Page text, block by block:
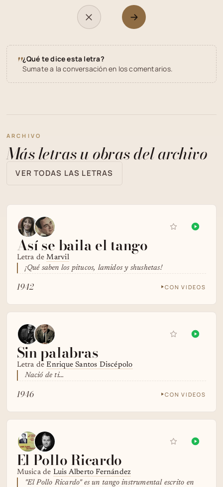
"¿Qué te dice esta letra?
Sumate a la conversación en los comentarios.
ARCHIVO
Más letras u obras del archivo
VER TODAS LAS LETRAS
Así se baila el tango
Letra deMarvil
¡Qué saben los pitucos, lamidos y shushetas!
1942 CON VIDEOS
Sin palabras
Letra deEnrique Santos Discépolo
Nació de ti...
1946 CON VIDEOS
El Pollo Ricardo
Musica de Luis Alberto Fernández
"El Pollo Ricardo" es un tango instrumental escrito en